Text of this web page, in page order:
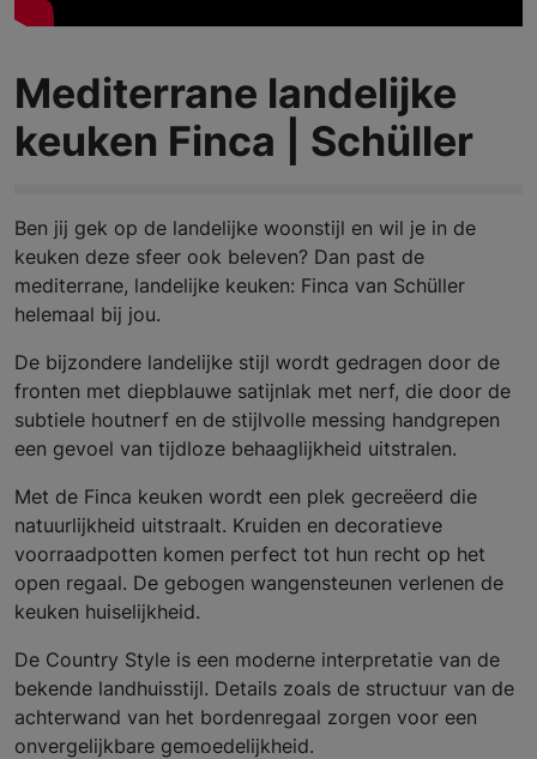
Mediterrane landelijke
keuken Finca | Schüller
Ben jij gek op de landelijke woonstijl en wil je in de
keuken deze sfeer ook beleven? Dan past de
mediterrane, landelijke keuken: Finca van Schüller
helemaal bij jou.
De bijzondere landelijke stijl wordt gedragen door de
fronten met diepblauwe satijnlak met nerf, die door de
subtiele houtnerf en de stijlvolle messing handgrepen
een gevoel van tijdloze behaaglijkheid uitstralen.
Met de Finca keuken wordt een plek gecreëerd die
natuurlijkheid uitstraalt. Kruiden en decoratieve
voorraadpotten komen perfect tot hun recht op het
open regaal. De gebogen wangensteunen verlenen de
keuken huiselijkheid.
De Country Style is een moderne interpretatie van de
bekende landhuisstijl. Details zoals de structuur van de
achterwand van het bordenregaal zorgen voor een
onvergelijkbare gemoedelijkheid.